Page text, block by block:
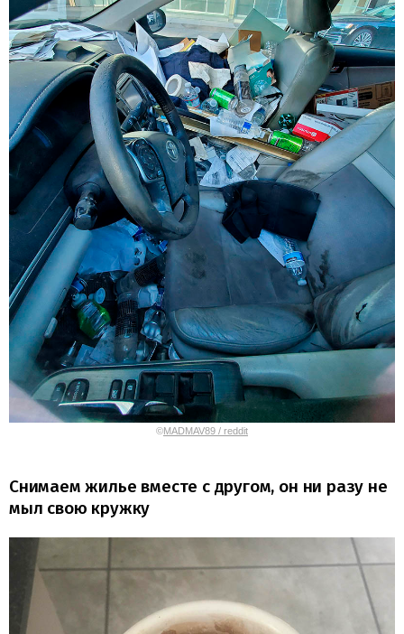
©MADMAV89 / reddit
Снимаем жилье вместе с другом, он ни разу не
мыл свою кружку